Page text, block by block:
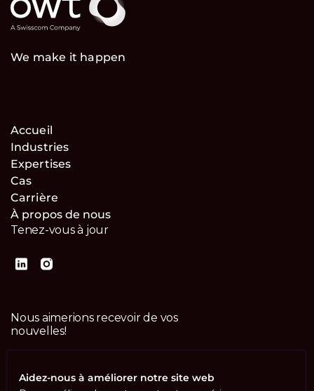
We make it happen
Accueil
Industries
Expertises
Cas
Carrière
À propos de nous
Tenez-vous à jour
Nous aimerions recevoir de vos
nouvelles!
Aidez-nous à améliorer notre site web